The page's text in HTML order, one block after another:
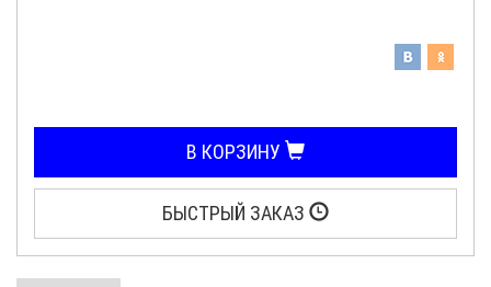
В КОРЗИНУ
БЫСТРЫЙ ЗАКАЗ